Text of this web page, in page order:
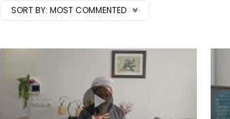
SORT BY: MOST COMMENTED